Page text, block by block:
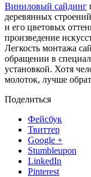
Виниловый сайдинг
деревянных
и его цветовых
произведение
Легкость монтажа
обращении в
установкой. Хотя
молоток, лучше
Поделиться
Фейсбук
Твиттер
Google +
Stumbleupon
LinkedIn
Pinterest